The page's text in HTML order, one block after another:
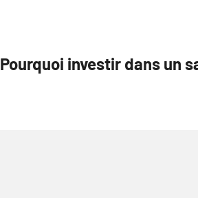
Pourquoi investir dans un